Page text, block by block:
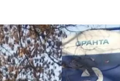
Блог
Портфоліо
Ціни